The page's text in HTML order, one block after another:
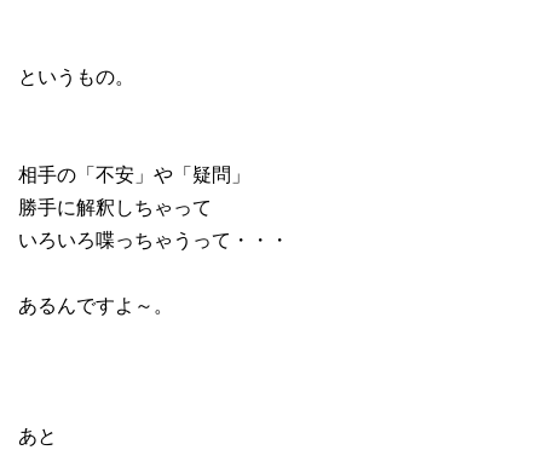
というもの。
相手の「不安」や「疑問」
勝手に解釈しちゃって
いろいろ喋っちゃうって・・・
あるんですよ～。
あと